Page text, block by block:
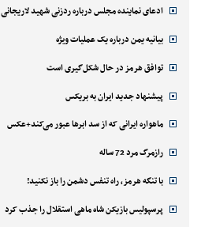
ادعای نماینده مجلس درباره ردزنی شهید لاریجانی
بیانیه یمن درباره یک عملیات ویژه
توافق هرمز در حال شکل‌گیری است
پیشنهاد جدید ایران به بریکس
ماهواره ایرانی که از سد ابرها عبور می‌کند+عکس
رازمرگ مرد 72 ساله
با تنگه هرمز، راه تنفس دشمن را باز نکنید!
پرسپولیس بازیکن شاه ماهی استقلال را جذب کرد